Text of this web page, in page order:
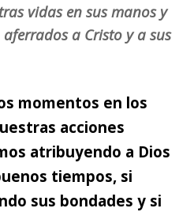
vidas en sus manos y
a Cristo y a sus
momentos en los
acciones
atribuyendo a Dios
tiempos, si
sus bondades y si